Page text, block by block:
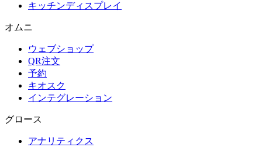
キッチンディスプレイ
オムニ
ウェブショップ
QR注文
予約
キオスク
インテグレーション
グロース
アナリティクス